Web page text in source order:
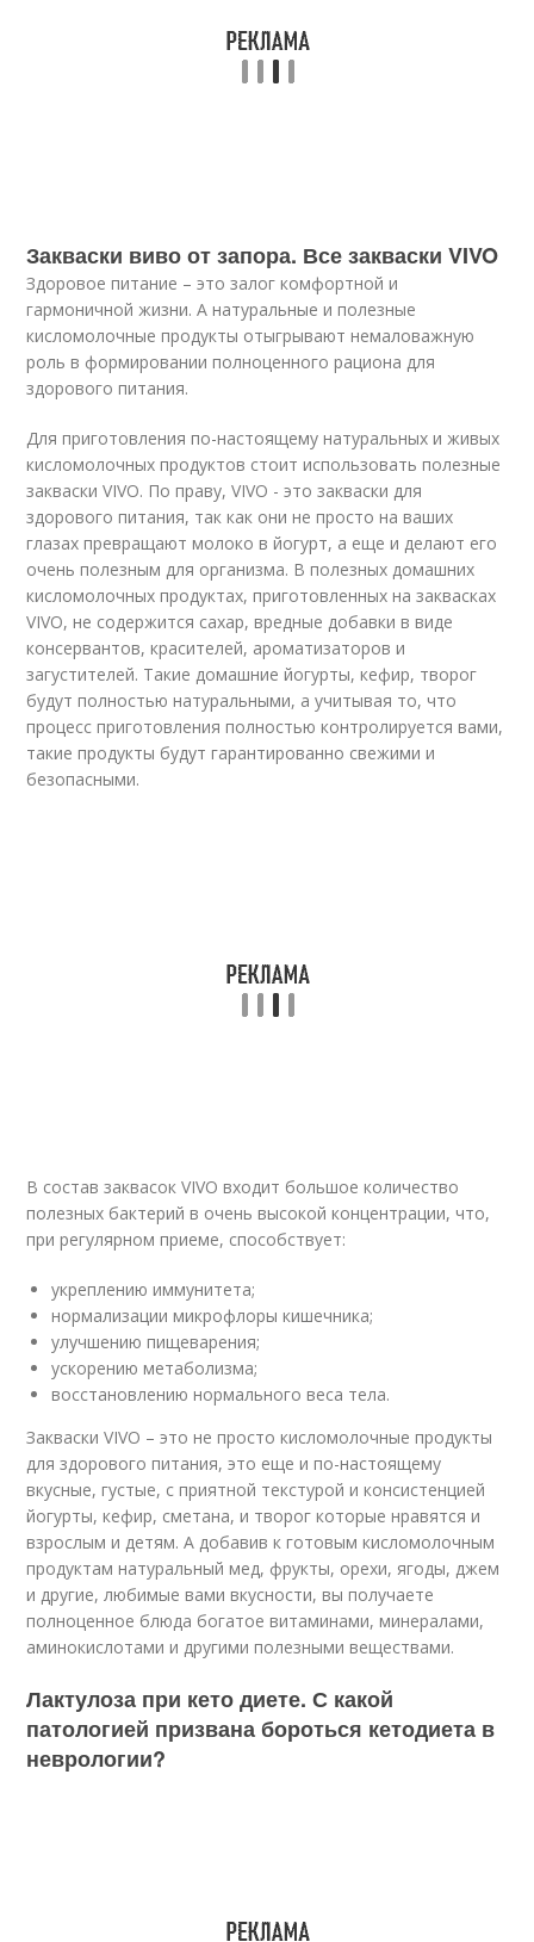
Закваски виво от запора. Все закваски VIVO
Здоровое питание – это залог комфортной и
гармоничной жизни. А натуральные и полезные
кисломолочные продукты отыгрывают немаловажную
роль в формировании полноценного рациона для
здорового питания.
Для приготовления по-настоящему натуральных и живых
кисломолочных продуктов стоит использовать полезные
закваски VIVO. По праву, VIVO - это закваски для
здорового питания, так как они не просто на ваших
глазах превращают молоко в йогурт, а еще и делают его
очень полезным для организма. В полезных домашних
кисломолочных продуктах, приготовленных на заквасках
VIVO, не содержится сахар, вредные добавки в виде
консервантов, красителей, ароматизаторов и
загустителей. Такие домашние йогурты, кефир, творог
будут полностью натуральными, а учитывая то, что
процесс приготовления полностью контролируется вами,
такие продукты будут гарантированно свежими и
безопасными.
В состав заквасок VIVO входит большое количество
полезных бактерий в очень высокой концентрации, что,
при регулярном приеме, способствует:
укреплению иммунитета;
нормализации микрофлоры кишечника;
улучшению пищеварения;
ускорению метаболизма;
восстановлению нормального веса тела.
Закваски VIVO – это не просто кисломолочные продукты
для здорового питания, это еще и по-настоящему
вкусные, густые, с приятной текстурой и консистенцией
йогурты, кефир, сметана, и творог которые нравятся и
взрослым и детям. А добавив к готовым кисломолочным
продуктам натуральный мед, фрукты, орехи, ягоды, джем
и другие, любимые вами вкусности, вы получаете
полноценное блюда богатое витаминами, минералами,
аминокислотами и другими полезными веществами.
Лактулоза при кето диете. С какой
патологией призвана бороться кетодиета в
неврологии?